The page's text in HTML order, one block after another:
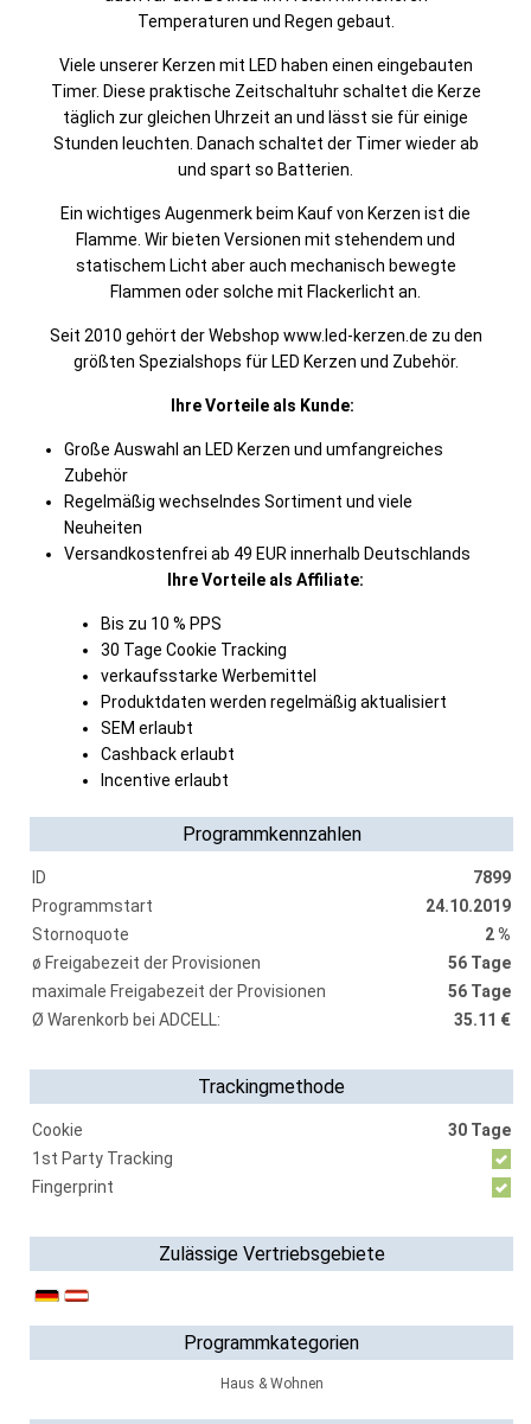
Temperaturen und Regen gebaut.
Viele unserer Kerzen mit LED haben einen eingebauten
Timer. Diese praktische Zeitschaltuhr schaltet die Kerze
täglich zur gleichen Uhrzeit an und lässt sie für einige
Stunden leuchten. Danach schaltet der Timer wieder ab
und spart so Batterien.
Ein wichtiges Augenmerk beim Kauf von Kerzen ist die
Flamme. Wir bieten Versionen mit stehendem und
statischem Licht aber auch mechanisch bewegte
Flammen oder solche mit Flackerlicht an.
Seit 2010 gehört der Webshop www.led-kerzen.de zu den
größten Spezialshops für LED Kerzen und Zubehör.
Ihre Vorteile als Kunde:
Große Auswahl an LED Kerzen und umfangreiches
Zubehör
Regelmäßig wechselndes Sortiment und viele
Neuheiten
Versandkostenfrei ab 49 EUR innerhalb Deutschlands
Ihre Vorteile als Affiliate:
Bis zu 10 % PPS
30 Tage Cookie Tracking
verkaufsstarke Werbemittel
Produktdaten werden regelmäßig aktualisiert
SEM erlaubt
Cashback erlaubt
Incentive erlaubt
Programmkennzahlen
ID
7899
Programmstart
24.10.2019
Stornoquote
2 %
ø Freigabezeit der Provisionen
56 Tage
maximale Freigabezeit der Provisionen
56 Tage
Ø Warenkorb bei ADCELL:
35.11 €
Trackingmethode
Cookie
30 Tage
1st Party Tracking
Fingerprint
Zulässige Vertriebsgebiete
Programmkategorien
Haus & Wohnen